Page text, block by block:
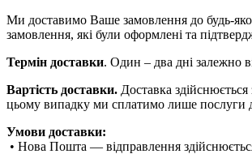
Ми доставимо Ваше замовлення до будь-
замовлення, які були оформлені та
Термін доставки. Один – два дні залежно
Вартість доставки. Доставка
цьому випадку ми сплатимо лише послуги
Умови доставки:
• Нова Пошта — відправлення